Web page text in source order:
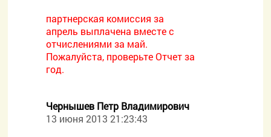
партнерская комиссия за
апрель выплачена вместе с
отчислениями за май.
Пожалуйста, проверьте Отчет за
год.
Чернышев Петр Владимирович
13 июня 2013 21:23:43